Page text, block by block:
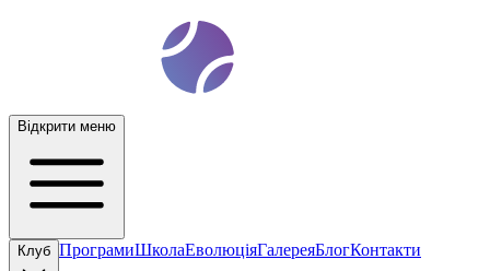
Відкрити меню
Клуб ПрограмиШколаЕволюціяГалереяБлогКонтакти